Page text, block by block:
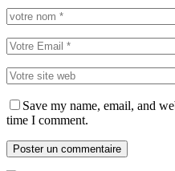
Save my name, email, and
time I comment.